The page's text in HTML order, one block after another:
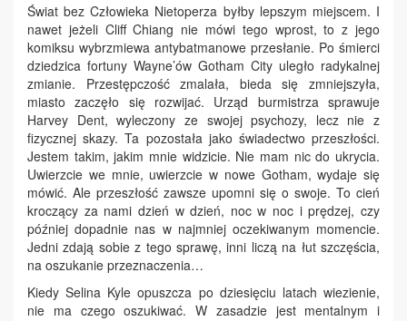
Świat bez Człowieka Nietoperza byłby lepszym miejscem. I
nawet jeżeli Cliff Chiang nie mówi tego wprost, to z jego
komiksu wybrzmiewa antybatmanowe przesłanie. Po śmierci
dziedzica fortuny Wayne’ów Gotham City uległo radykalnej
zmianie. Przestępczość zmalała, bieda się zmniejszyła,
miasto zaczęło się rozwijać. Urząd burmistrza sprawuje
Harvey Dent, wyleczony ze swojej psychozy, lecz nie z
fizycznej skazy. Ta pozostała jako świadectwo przeszłości.
Jestem takim, jakim mnie widzicie. Nie mam nic do ukrycia.
Uwierzcie we mnie, uwierzcie w nowe Gotham, wydaje się
mówić. Ale przeszłość zawsze upomni się o swoje. To cień
kroczący za nami dzień w dzień, noc w noc i prędzej, czy
później dopadnie nas w najmniej oczekiwanym momencie.
Jedni zdają sobie z tego sprawę, inni liczą na łut szczęścia,
na oszukanie przeznaczenia…
Kiedy Selina Kyle opuszcza po dziesięciu latach wiezienie,
nie ma czego oszukiwać. W zasadzie jest mentalnym i